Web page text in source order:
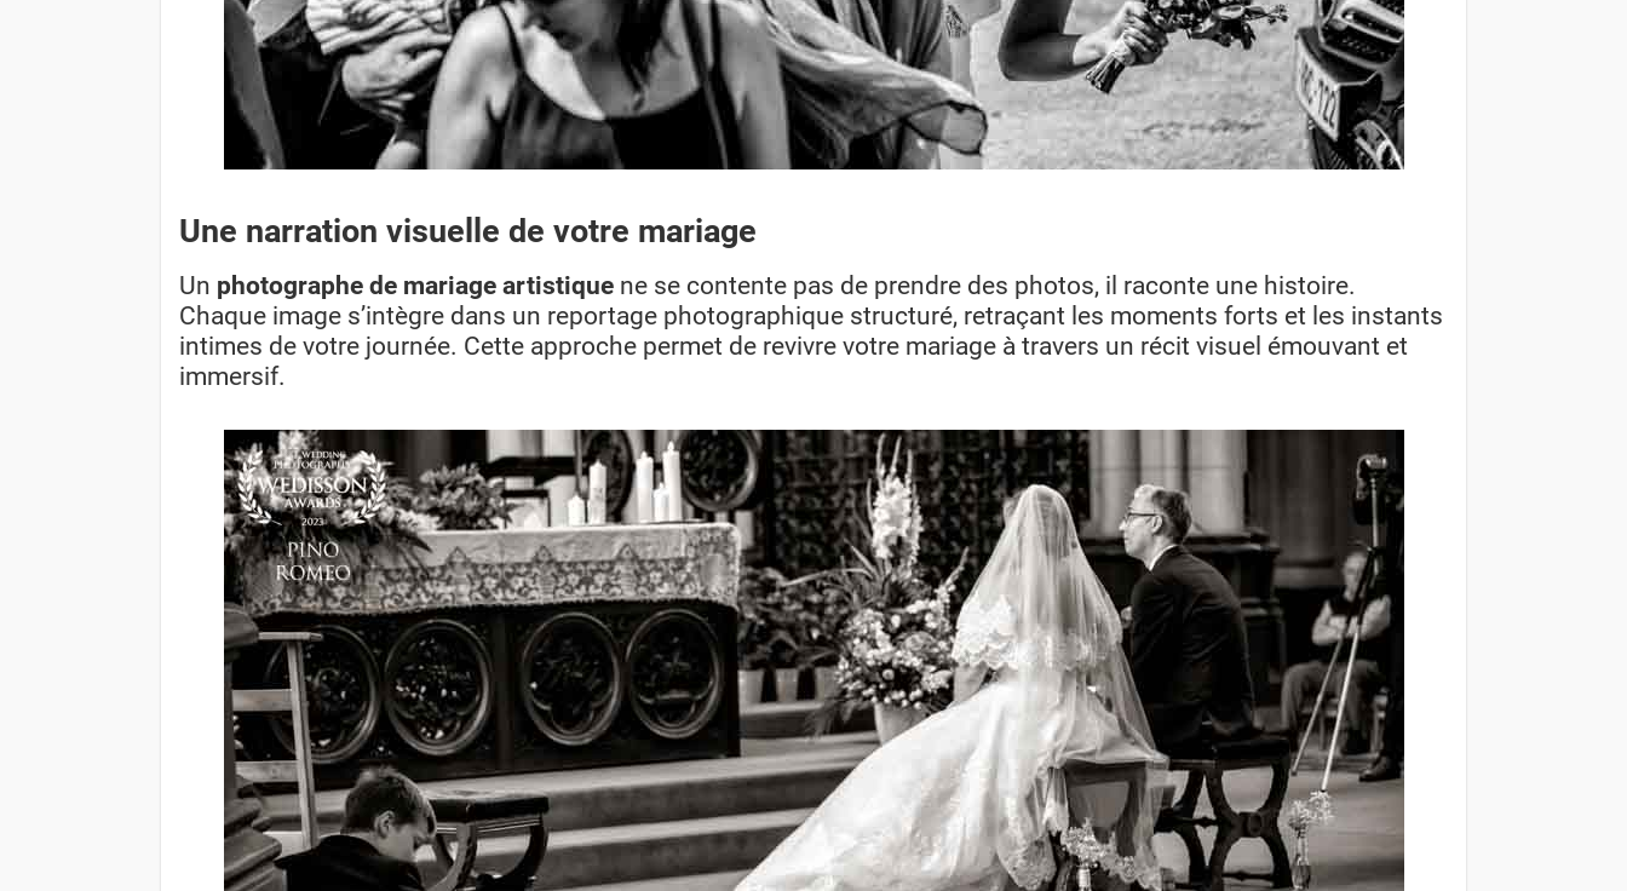
Une narration visuelle de votre mariage
Un photographe de mariage artistique ne se contente pas de prendre des photos, il raconte une histoire.
Chaque image s’intègre dans un reportage photographique structuré, retraçant les moments forts et les instants
intimes de votre journée. Cette approche permet de revivre votre mariage à travers un récit visuel émouvant et
immersif.